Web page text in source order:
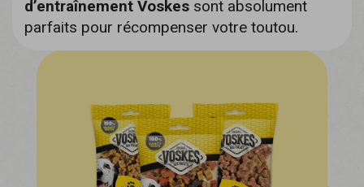
d’entraînement Voskes sont absolument
parfaits pour récompenser votre toutou.